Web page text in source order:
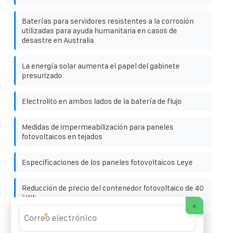
Baterías para servidores resistentes a la corrosión
utilizadas para ayuda humanitaria en casos de
desastre en Australia
La energía solar aumenta el papel del gabinete
presurizado
Electrolito en ambos lados de la batería de flujo
Medidas de impermeabilización para paneles
fotovoltaicos en tejados
Especificaciones de los paneles fotovoltaicos Leye
Reducción de precio del contenedor fotovoltaico de 40
kWh
Ingresos por paneles fotovoltaicos
×
*